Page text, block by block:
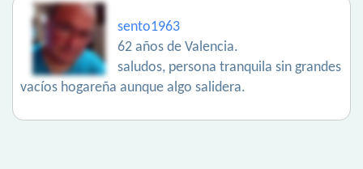
sento1963
62 años de Valencia.
saludos, persona tranquila sin grandes
vacíos hogareña aunque algo salidera.